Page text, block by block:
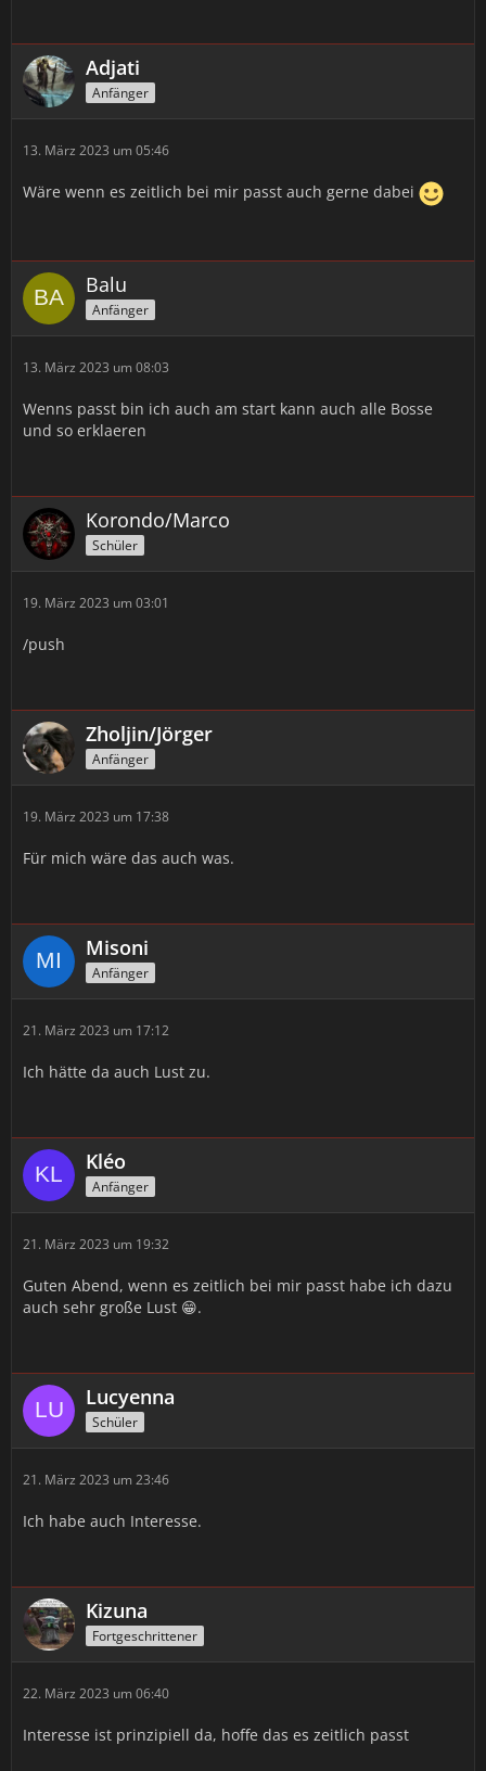
Adjati
Anfänger
13. März 2023 um 05:46
Wäre wenn es zeitlich bei mir passt auch gerne dabei
Balu
Anfänger
13. März 2023 um 08:03
Wenns passt bin ich auch am start kann auch alle Bosse
und so erklaeren
Korondo/Marco
Schüler
19. März 2023 um 03:01
/push
Zholjin/Jörger
Anfänger
19. März 2023 um 17:38
Für mich wäre das auch was.
Misoni
Anfänger
21. März 2023 um 17:12
Ich hätte da auch Lust zu.
Kléo
Anfänger
21. März 2023 um 19:32
Guten Abend, wenn es zeitlich bei mir passt habe ich dazu
auch sehr große Lust 😁.
Lucyenna
Schüler
21. März 2023 um 23:46
Ich habe auch Interesse.
Kizuna
Fortgeschrittener
22. März 2023 um 06:40
Interesse ist prinzipiell da, hoffe das es zeitlich passt